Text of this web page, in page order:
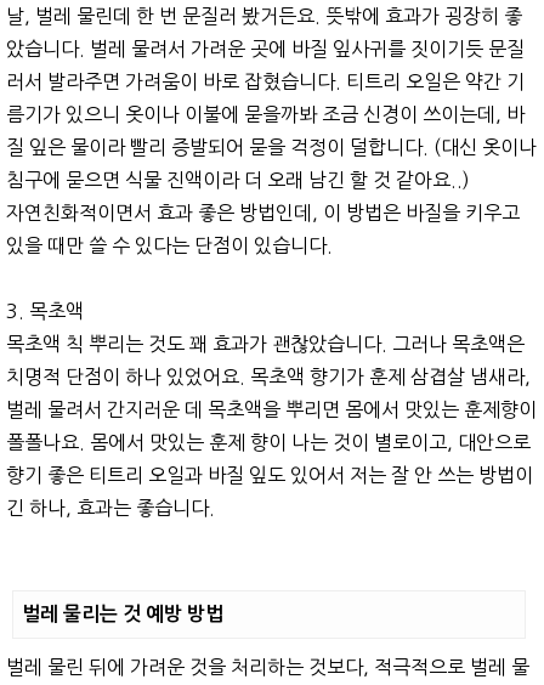
날, 벌레 물린데 한 번 문질러 봤거든요. 뜻밖에 효과가 굉장히 좋
았습니다. 벌레 물려서 가려운 곳에 바질 잎사귀를 짓이기듯 문질
러서 발라주면 가려움이 바로 잡혔습니다. 티트리 오일은 약간 기
름기가 있으니 옷이나 이불에 묻을까봐 조금 신경이 쓰이는데, 바
질 잎은 물이라 빨리 증발되어 묻을 걱정이 덜합니다. (대신 옷이나
침구에 묻으면 식물 진액이라 더 오래 남긴 할 것 같아요..)
자연친화적이면서 효과 좋은 방법인데, 이 방법은 바질을 키우고
있을 때만 쓸 수 있다는 단점이 있습니다.
3. 목초액
목초액 칙 뿌리는 것도 꽤 효과가 괜찮았습니다. 그러나 목초액은
치명적 단점이 하나 있었어요. 목초액 향기가 훈제 삼겹살 냄새라,
벌레 물려서 간지러운 데 목초액을 뿌리면 몸에서 맛있는 훈제향이
폴폴나요. 몸에서 맛있는 훈제 향이 나는 것이 별로이고, 대안으로
향기 좋은 티트리 오일과 바질 잎도 있어서 저는 잘 안 쓰는 방법이
긴 하나, 효과는 좋습니다.
벌레 물리는 것 예방 방법
벌레 물린 뒤에 가려운 것을 처리하는 것보다, 적극적으로 벌레 물